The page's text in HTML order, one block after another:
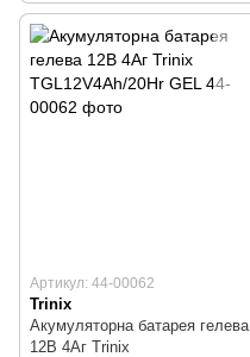
Артикул: 44-00062
Trinix
Акумуляторна батарея гелева
12В 4Аг Trinix